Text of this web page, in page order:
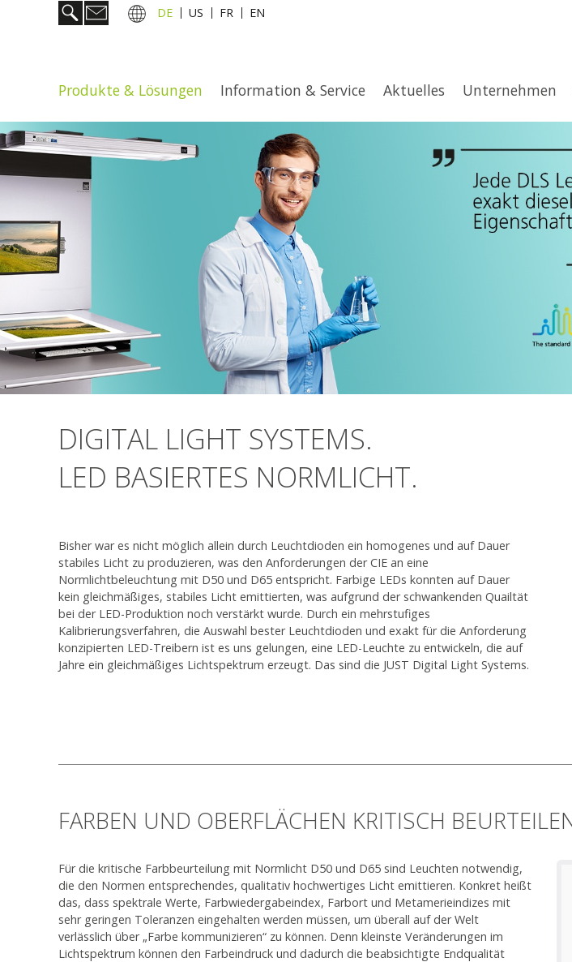
DE US FR EN
Produkte & Lösungen Information & Service Aktuelles Unternehmen
DIGITAL LIGHT SYSTEMS.
LED BASIERTES NORMLICHT.
Bisher war es nicht möglich allein durch Leuchtdioden ein homogenes und auf Dauer
stabiles Licht zu produzieren, was den Anforderungen der CIE an eine
Normlichtbeleuchtung mit D50 und D65 entspricht. Farbige LEDs konnten auf Dauer
kein gleichmäßiges, stabiles Licht emittierten, was aufgrund der schwankenden Quailtät
bei der LED-Produktion noch verstärkt wurde. Durch ein mehrstufiges
Kalibrierungsverfahren, die Auswahl bester Leuchtdioden und exakt für die Anforderung
konzipierten LED-Treibern ist es uns gelungen, eine LED-Leuchte zu entwickeln, die auf
Jahre ein gleichmäßiges Lichtspektrum erzeugt. Das sind die JUST Digital Light Systems.
FARBEN UND OBERFLÄCHEN KRITISCH
Für die kritische Farbbeurteilung mit Normlicht D50 und D65 sind Leuchten notwendig,
die den Normen entsprechendes, qualitativ hochwertiges Licht emittieren. Konkret heißt
das, dass spektrale Werte, Farbwiedergabeindex, Farbort und Metamerieindizes mit
sehr geringen Toleranzen eingehalten werden müssen, um überall auf der Welt
verlässlich über „Farbe kommunizieren“ zu können. Denn kleinste Veränderungen im
Lichtspektrum können den Farbeindruck und dadurch die beabsichtigte Endqualität